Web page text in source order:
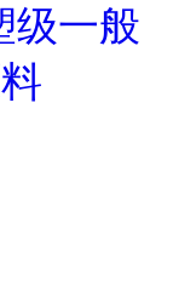
级一般